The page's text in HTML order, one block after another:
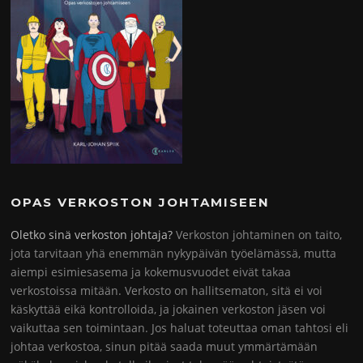
OPAS VERKOSTON JOHTAMISEEN
Oletko sinä verkoston johtaja? Verkoston johtaminen on taito,
jota tarvitaan yhä enemmän nykypäivän työelämässä, mutta
aiempi esimiesasema ja kokemusvuodet eivät takaa
verkostoissa mitään. Verkosto on hallitsematon, sitä ei voi
käskyttää eikä kontrolloida, ja jokainen verkoston jäsen voi
vaikuttaa sen toimintaan. Jos haluat toteuttaa oman tahtosi eli
johtaa verkostoa, sinun pitää saada muut ymmärtämään